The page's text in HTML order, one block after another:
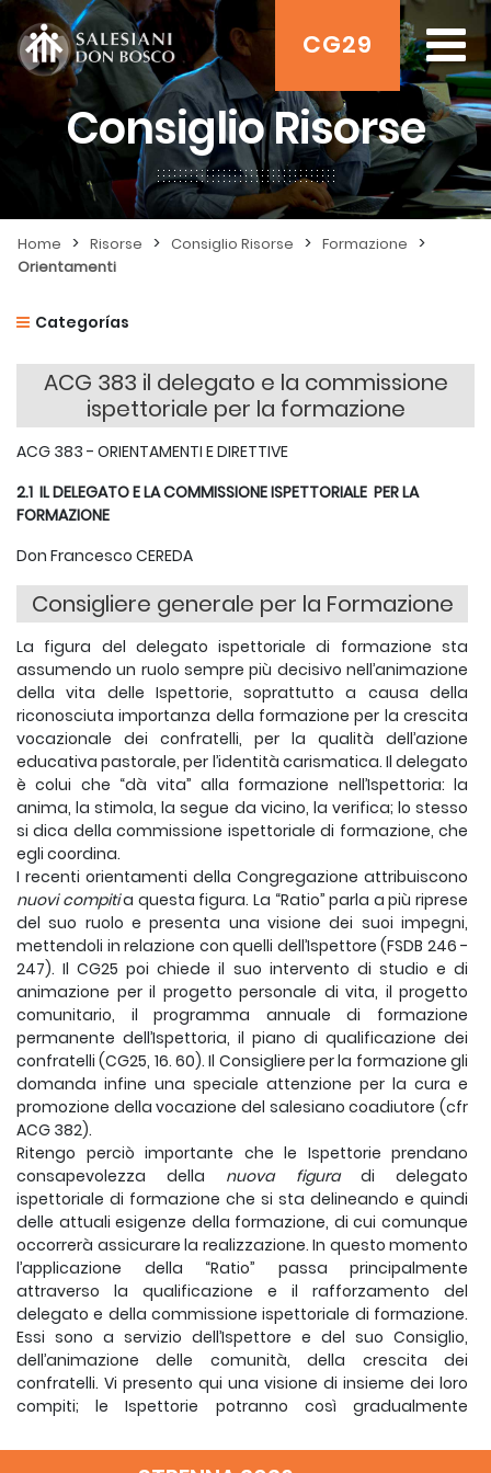
CG29
Consiglio Risorse
Home > Risorse > Consiglio Risorse > Formazione >
Orientamenti
Categorías
ACG 383 il delegato e la commissione
ispettoriale per la formazione
ACG 383 - ORIENTAMENTI E DIRETTIVE
2.1 IL DELEGATO E LA COMMISSIONE ISPETTORIALE PER LA
FORMAZIONE
Don Francesco CEREDA
Consigliere generale per la Formazione
La figura del delegato ispettoriale di formazione sta
assumendo un ruolo sempre più decisivo nell’animazione
della vita delle Ispettorie, soprattutto a causa della
riconosciuta importanza della formazione per la crescita
vocazionale dei confratelli, per la qualità dell’azione
educativa pastorale, per l’identità carismatica. Il delegato
è colui che “dà vita” alla formazione nell’Ispettoria: la
anima, la stimola, la segue da vicino, la verifica; lo stesso
si dica della commissione ispettoriale di formazione, che
egli coordina.
I recenti orientamenti della Congregazione attribuiscono
nuovi compitia questa figura. La “Ratio” parla a più riprese
del suo ruolo e presenta una visione dei suoi impegni,
mettendoli in relazione con quelli dell’Ispettore (FSDB 246 -
247). Il CG25 poi chiede il suo intervento di studio e di
animazione per il progetto personale di vita, il progetto
comunitario, il programma annuale di formazione
permanente dell’Ispettoria, il piano di qualificazione dei
confratelli (CG25, 16. 60). Il Consigliere per la formazione gli
domanda infine una speciale attenzione per la cura e
promozione della vocazione del salesiano coadiutore (cfr
ACG 382).
Ritengo perciò importante che le Ispettorie prendano
consapevolezza della nuova figuradi delegato
ispettoriale di formazione che si sta delineando e quindi
delle attuali esigenze della formazione, di cui comunque
occorrerà assicurare la realizzazione. In questo momento
l’applicazione della “Ratio” passa principalmente
attraverso la qualificazione e il rafforzamento del
delegato e della commissione ispettoriale di formazione.
Essi sono a servizio dell’Ispettore e del suo Consiglio,
dell’animazione delle comunità, della crescita dei
confratelli. Vi presento qui una visione di insieme dei loro
compiti; le Ispettorie potranno così gradualmente
potenzialità.